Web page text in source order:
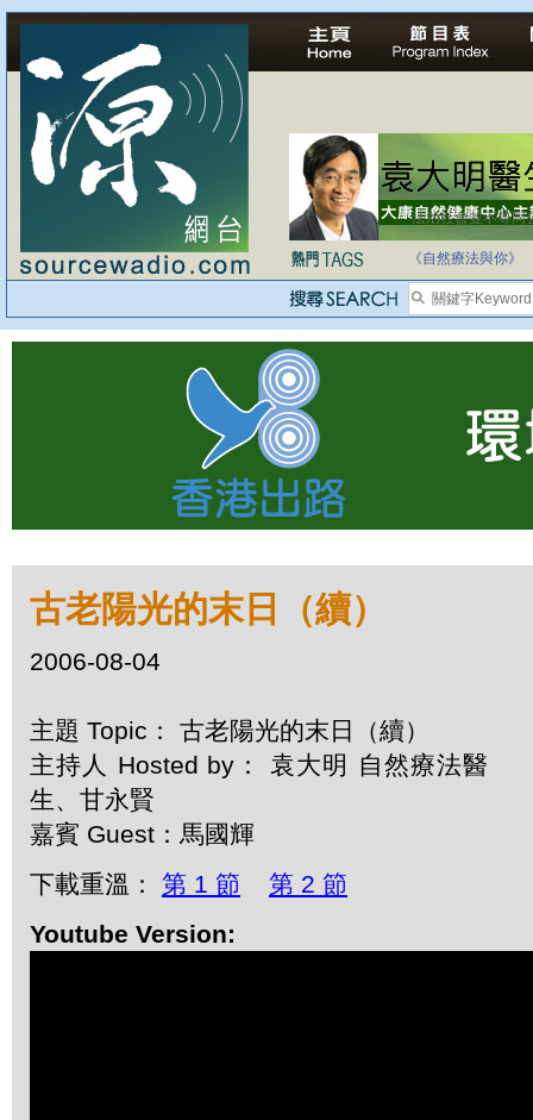
法治社會並不等同
《自然療法與你》
古老陽光的末日（續）
2006-08-04
主題 Topic： 古老陽光的末日（續）
主持人 Hosted by： 袁大明 自然療法醫
生、甘永賢
嘉賓 Guest：馬國輝
下載重溫： 第 1 節
第 2 節
Youtube Version: